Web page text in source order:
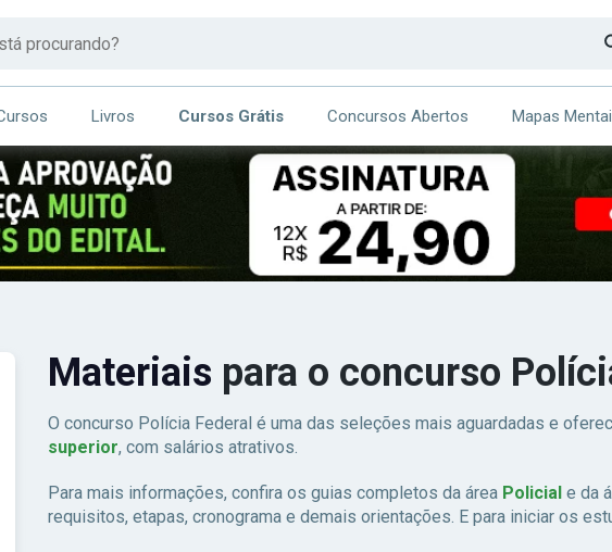
Livros Cursos Grátis Concursos Abertos Mapas
Materiais para o concurso
O concurso Polícia Federal é uma das seleções mais aguardadas e
superior, com salários atrativos.
Para mais informações, confira os guias completos da área Policial e da
requisitos, etapas, cronograma e demais orientações. E para iniciar os